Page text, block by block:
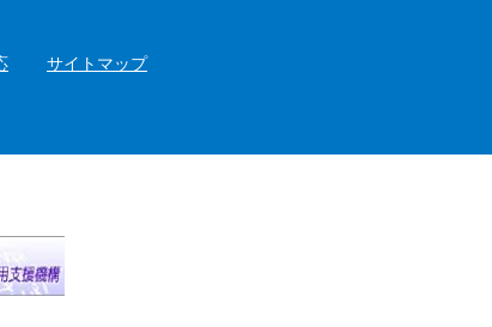
サイトマップ